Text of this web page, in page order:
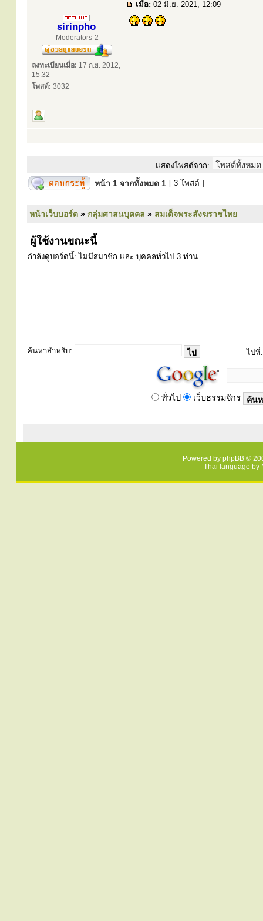
เมื่อ: 02 มิ.ย. 2021, 12:09
sirinpho
Moderators-2
ลงทะเบียนเมื่อ: 17 ก.ย. 2012,
15:32
โพสต์: 3032
แสดงโพสต์จาก:
หน้า 1 จากทั้งหมด 1 [ 3 โพสต์ ]
หน้าเว็บบอร์ด » กลุ่มศาสนบุคคล » สมเด็จพระสังฆราชไทย
ผู้ใช้งานขณะนี้
กำลังดูบอร์ดนี้: ไม่มีสมาชิก และ บุคคลทั่วไป 3 ท่าน
ค้นหาสำหรับ: ไปที่:
ทั่วไป เว็บธรรมจักร
Powered by phpBB ©
Thai language by